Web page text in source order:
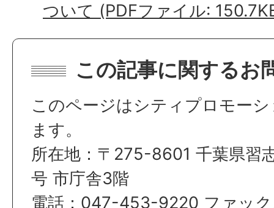
ついて (PDFファイル:
この記事に関するお
このページはシティプロモー
ます。
所在地：〒275-8601 千葉県習
号 市庁舎3階
電話：047-453-9220 ファッ